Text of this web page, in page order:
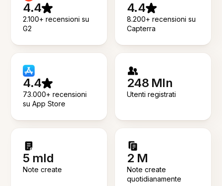
4.4
2.100+ recensioni su
G2
4.4
8.200+ recensioni su
Capterra
4.4
73.000+ recensioni
su App Store
248 Mln
Utenti registrati
5 mld
Note create
2 M
Note create
quotidianamente